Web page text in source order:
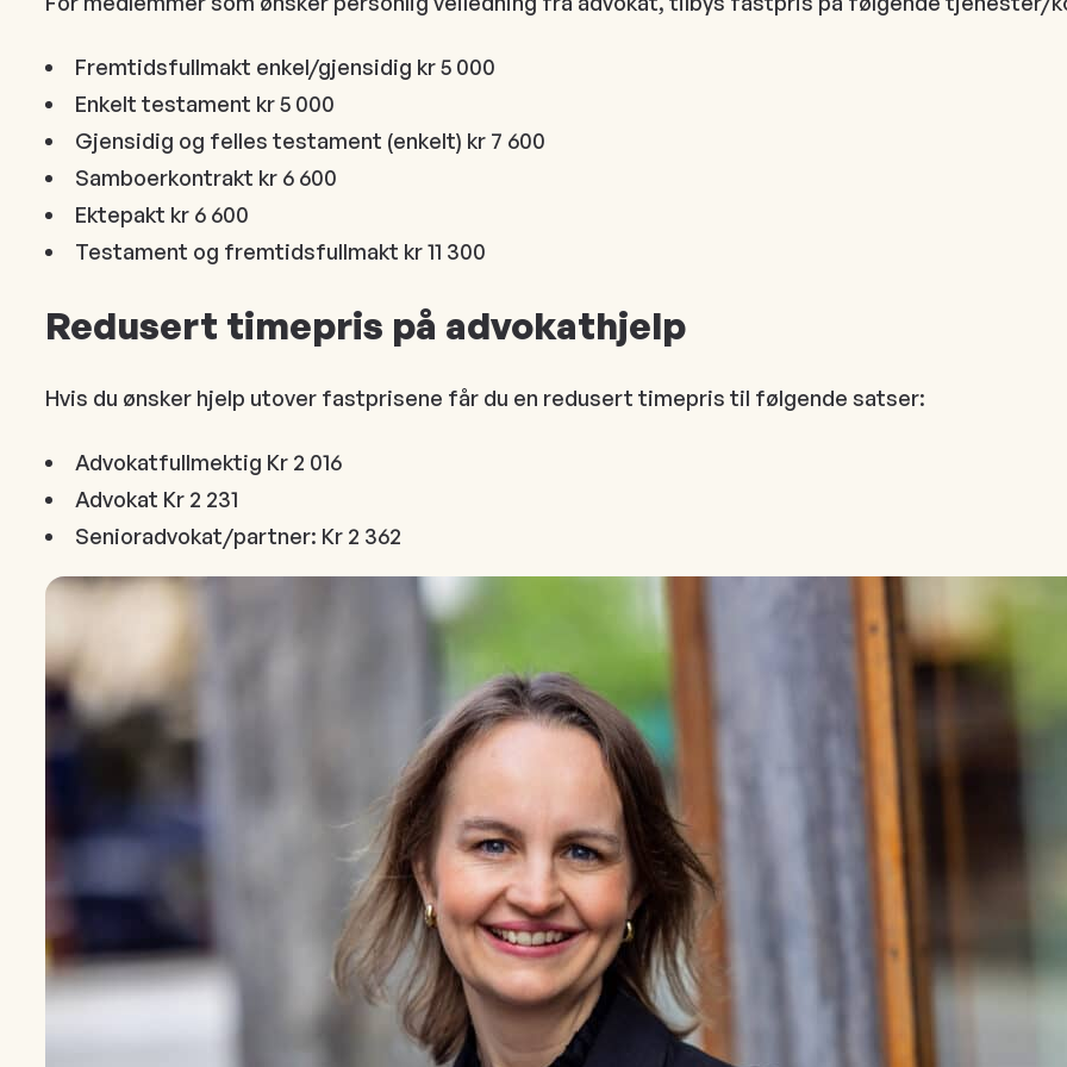
Fremtidsfullmakt enkel/gjensidig kr 5 000
Enkelt testament kr 5 000
Gjensidig og felles testament (enkelt) kr 7 600
Samboerkontrakt kr 6 600
Ektepakt kr 6 600
Testament og fremtidsfullmakt kr 11 300
Redusert timepris på advokathjelp
Hvis du ønsker hjelp utover fastprisene får du en redusert timepris til følgende satser:
Advokatfullmektig Kr 2 016
Advokat Kr 2 231
Senioradvokat/partner: Kr 2 362